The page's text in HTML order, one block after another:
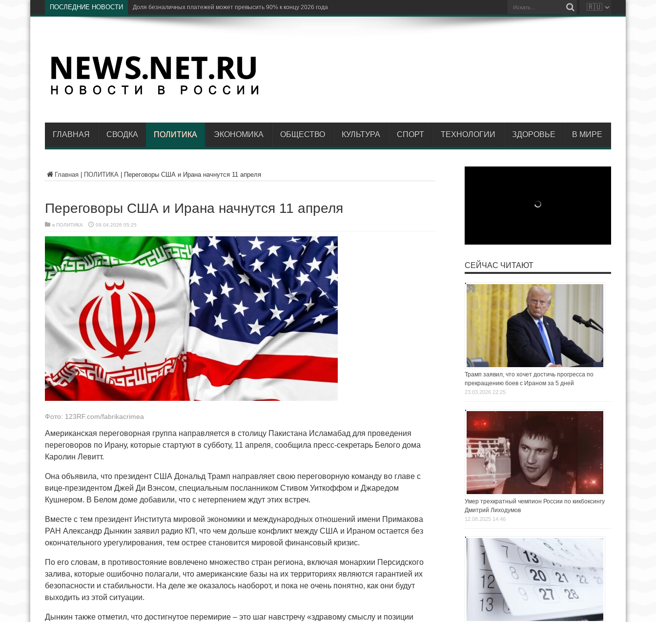
ПОСЛЕДНИЕ НОВОСТИ ЦБ: доля Vis
ГЛАВНАЯ СВОДКА ПОЛИТИКА ЭКОНОМИКА ОБЩЕСТВО КУЛЬТУРА СПОРТ ТЕХНОЛОГИИ ЗДОРОВЬЕ В МИРЕ
Главная ПОЛИТИКА Переговоры США и Ирана начнутся 11 апреля
Переговоры США и Ирана начнутся 11 апреля
в ПОЛИТИКА 09.04.2026 05:25
Фото: 123RF.com/fabrikacrimea
Американская переговорная группа направляется в столицу Пакистана Исламабад для проведения
переговоров по Ирану, которые стартуют в субботу, 11 апреля, сообщила пресс-секретарь Белого дома
Каролин Левитт.
Она объявила, что президент США Дональд Трамп направляет свою переговорную команду во главе с
вице-президентом Джей Ди Вэнсом, специальным посланником Стивом Уиткоффом и Джаредом
Кушнером. В Белом доме добавили, что с нетерпением ждут этих встреч.
Вместе с тем президент Института мировой экономики и международных отношений имени Примакова
РАН Александр Дынкин заявил радио КП, что чем дольше конфликт между США и Ираном остается без
окончательного урегулирования, тем острее становится мировой финансовый кризис.
По его словам, в противостояние вовлечено множество стран региона, включая монархии Персидского
залива, которые ошибочно полагали, что американские базы на их территориях являются гарантией их
безопасности и стабильности. На деле же оказалось наоборот, и пока не очень понятно, как они будут
выходить из этой ситуации.
Дынкин также отметил, что достигнутое перемирие – это шаг навстречу «здравому смыслу и позиции
СЕЙЧАС ЧИТАЮТ
Трамп заявил, что хочет достичь прогресса по
прекращению боев с Ираном за 5 дней
23.03.2026 22:25
Умер трехкратный чемпион России по кикбоксингу
Дмитрий Лиходумов
12.08.2025 14:46